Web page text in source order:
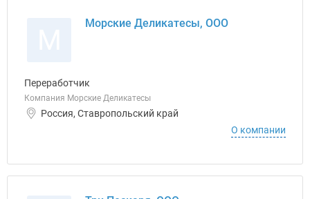
Морские Деликатесы, ООО
Переработчик
Компания Морские Деликатесы
Россия, Ставропольский край
О компании